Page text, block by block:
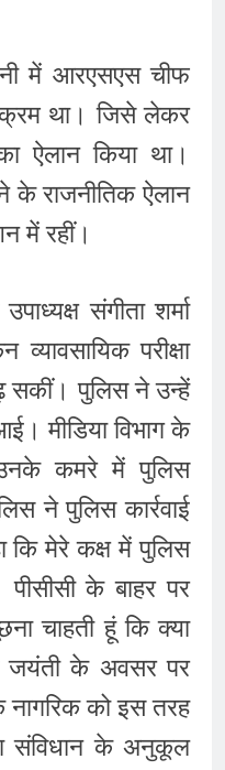
में आरएसएस चीफ
था। जिसे लेकर
ऐलान किया था।
राजनीतिक ऐलान
में रहीं।
संगीता शर्मा
परीक्षा
सकीं। पुलिस ने उन्हें
मीडिया विभाग के
कमरे में पुलिस
ने पुलिस कार्रवाई
कि मेरे कक्ष में पुलिस
के बाहर पर
चाहती हूं कि क्या
जयंती के अवसर पर
नागरिक को इस तरह
संविधान के अनुकूल